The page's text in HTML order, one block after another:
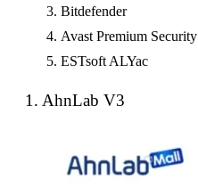
Bitdefender
Avast Premium Security
ESTsoft ALYac
1. AhnLab V3